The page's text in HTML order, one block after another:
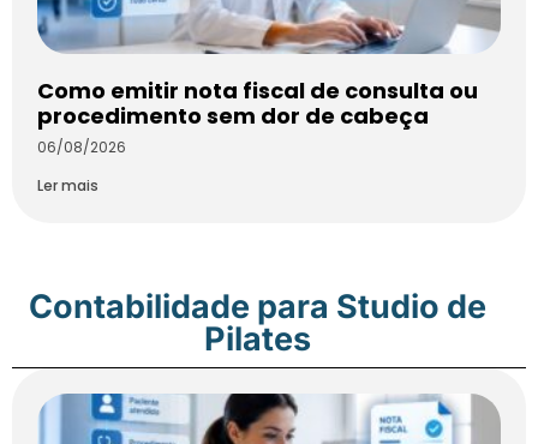
Como emitir nota fiscal de consulta ou
procedimento sem dor de cabeça
06/08/2026
Ler mais
Contabilidade para Studio de
Pilates